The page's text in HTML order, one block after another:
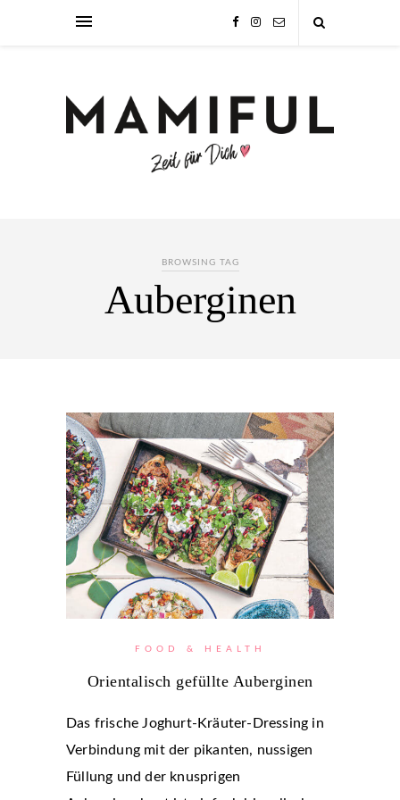
BROWSING TAG
Auberginen
FOOD & HEALTH
Orientalisch gefüllte Auberginen
Das frische Joghurt-Kräuter-Dressing in
Verbindung mit der pikanten, nussigen
Füllung und der knusprigen